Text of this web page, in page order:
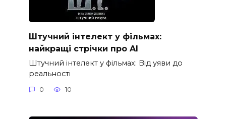
Штучний інтелект у фільмах:
найкращі стрічки про AI
Штучний інтелект у фільмах: Від уяви до
реальності
0 10